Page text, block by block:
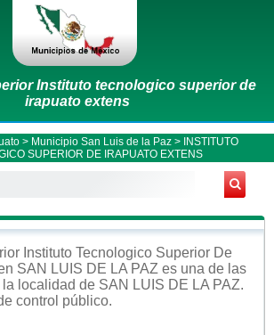
Instituto tecnologico superior de
irapuato extens
> Municipio San Luis de la Paz > INSTITUTO
SUPERIOR DE IRAPUATO EXTENS
Instituto Tecnologico Superior De
SAN LUIS DE LA PAZ es una de las
localidad de SAN LUIS DE LA PAZ.
control público.